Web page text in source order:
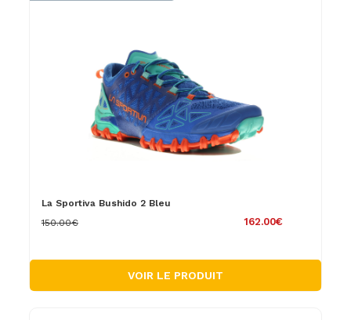
La Sportiva Bushido 2 Bleu
162.00€
150.00€
VOIR LE PRODUIT